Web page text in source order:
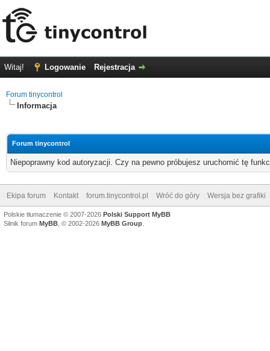
Witaj! Logowanie Rejestracja
Forum tinycontrol
Informacja
Forum tinycontrol
Niepoprawny kod autoryzacji. Czy na pewno próbujesz uruchomić tę
Ekipa forum Kontakt forum.tinycontrol.pl Wróć do góry Wersja bez grafiki
Polskie tłumaczenie © 2007-2026 Polski Support MyBB
Silnik forum MyBB , © 2002-2026 MyBB Group